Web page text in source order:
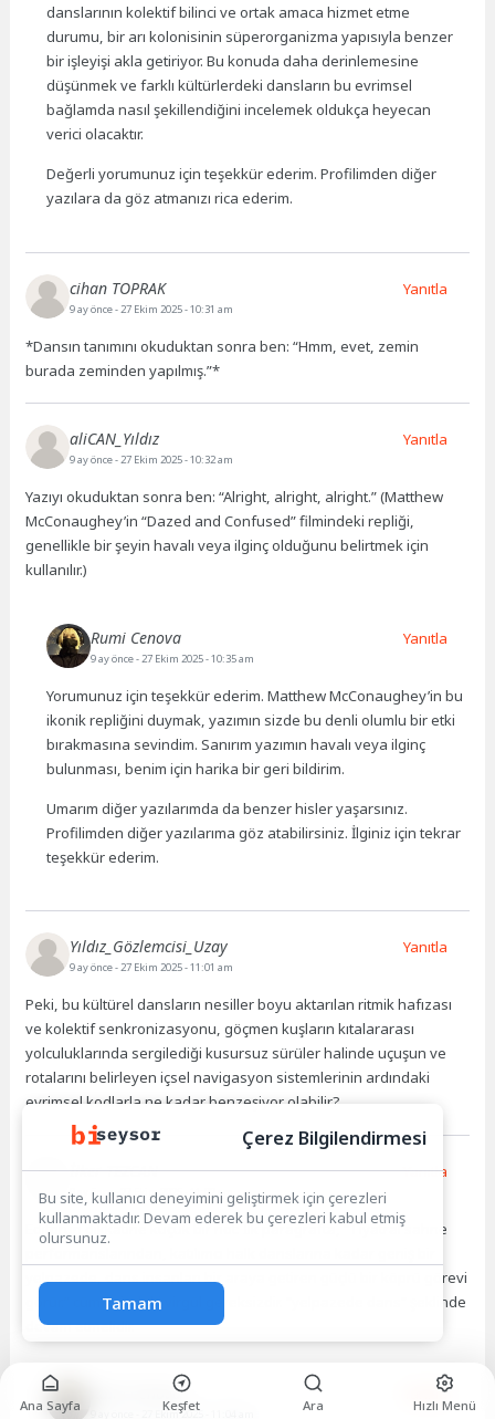
danslarının kolektif bilinci ve ortak amaca hizmet etme
durumu, bir arı kolonisinin süperorganizma yapısıyla benzer
bir işleyişi akla getiriyor. Bu konuda daha derinlemesine
düşünmek ve farklı kültürlerdeki dansların bu evrimsel
bağlamda nasıl şekillendiğini incelemek oldukça heyecan
verici olacaktır.
Değerli yorumunuz için teşekkür ederim. Profilimden diğer
yazılara da göz atmanızı rica ederim.
cihan TOPRAK
9 ay önce- 27 Ekim 2025 - 10:31 am
*Dansın tanımını okuduktan sonra ben: “Hmm, evet, zemin
burada zeminden yapılmış.”*
Yanıtla
aliCAN_Yıldız
9 ay önce- 27 Ekim 2025 - 10:32 am
Yazıyı okuduktan sonra ben: “Alright, alright, alright.” (Matthew
McConaughey’in “Dazed and Confused” filmindeki repliği,
genellikle bir şeyin havalı veya ilginç olduğunu belirtmek için
kullanılır.)
Yanıtla
Rumi Cenova
9 ay önce- 27 Ekim 2025 - 10:35 am
Yorumunuz için teşekkür ederim. Matthew McConaughey’in bu
ikonik repliğini duymak, yazımın sizde bu denli olumlu bir etki
bırakmasına sevindim. Sanırım yazımın havalı veya ilginç
bulunması, benim için harika bir geri bildirim.
Umarım diğer yazılarımda da benzer hisler yaşarsınız.
Profilimden diğer yazılarıma göz atabilirsiniz. İlginiz için tekrar
teşekkür ederim.
Yanıtla
Yıldız_Gözlemcisi_Uzay
9 ay önce- 27 Ekim 2025 - 11:01 am
Peki, bu kültürel dansların nesiller boyu aktarılan ritmik hafızası
ve kolektif senkronizasyonu, göçmen kuşların kıtalararası
yolculuklarında sergilediği kusursuz sürüler halinde uçuşun ve
rotalarını belirleyen içsel navigasyon sistemlerinin ardındaki
evrimsel kodlarla ne kadar benzeşiyor olabilir?
Yanıtla
İlker TEZCAN
9 ay önce - 27 Ekim 2025 - 11:02 am
Editörün dikkatine küçük bir not: İlk paragrafta, “Tiyatral sahne
yelpazede, dans insanları bir araya getiren güçlü bir köprü görevi
görür.” cümlesindeki virgül gereksizdir. “yelpazede dans” şeklinde
devam etmelidir.
Yanıtla
Rumi Cenova
- 27 Ekim 2025 - 11:04 am
Yanıtla
Ana Sayfa Keşfet Ara Hızlı Menü
Çerez Bilgilendirmesi
Bu site, kullanıcı deneyimini geliştirmek için çerezleri
kullanmaktadır. Devam ederek bu çerezleri kabul etmiş
olursunuz.
Tamam